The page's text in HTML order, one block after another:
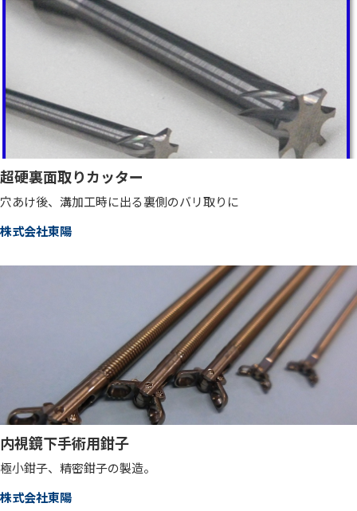
超硬裏面取りカッター
穴あけ後、溝加工時に出る裏側のバリ取りに
株式会社東陽
内視鏡下手術用鉗子
極小鉗子、精密鉗子の製造。
株式会社東陽